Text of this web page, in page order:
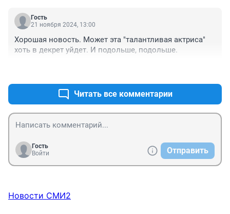
Гость
21 ноября 2024, 13:00
Хорошая новость. Может эта "талантливая актриса"
хоть в декрет уйдет. И подольше, подольше.
Читать все комментарии
Гость
Войти
Отправить
Новости СМИ2